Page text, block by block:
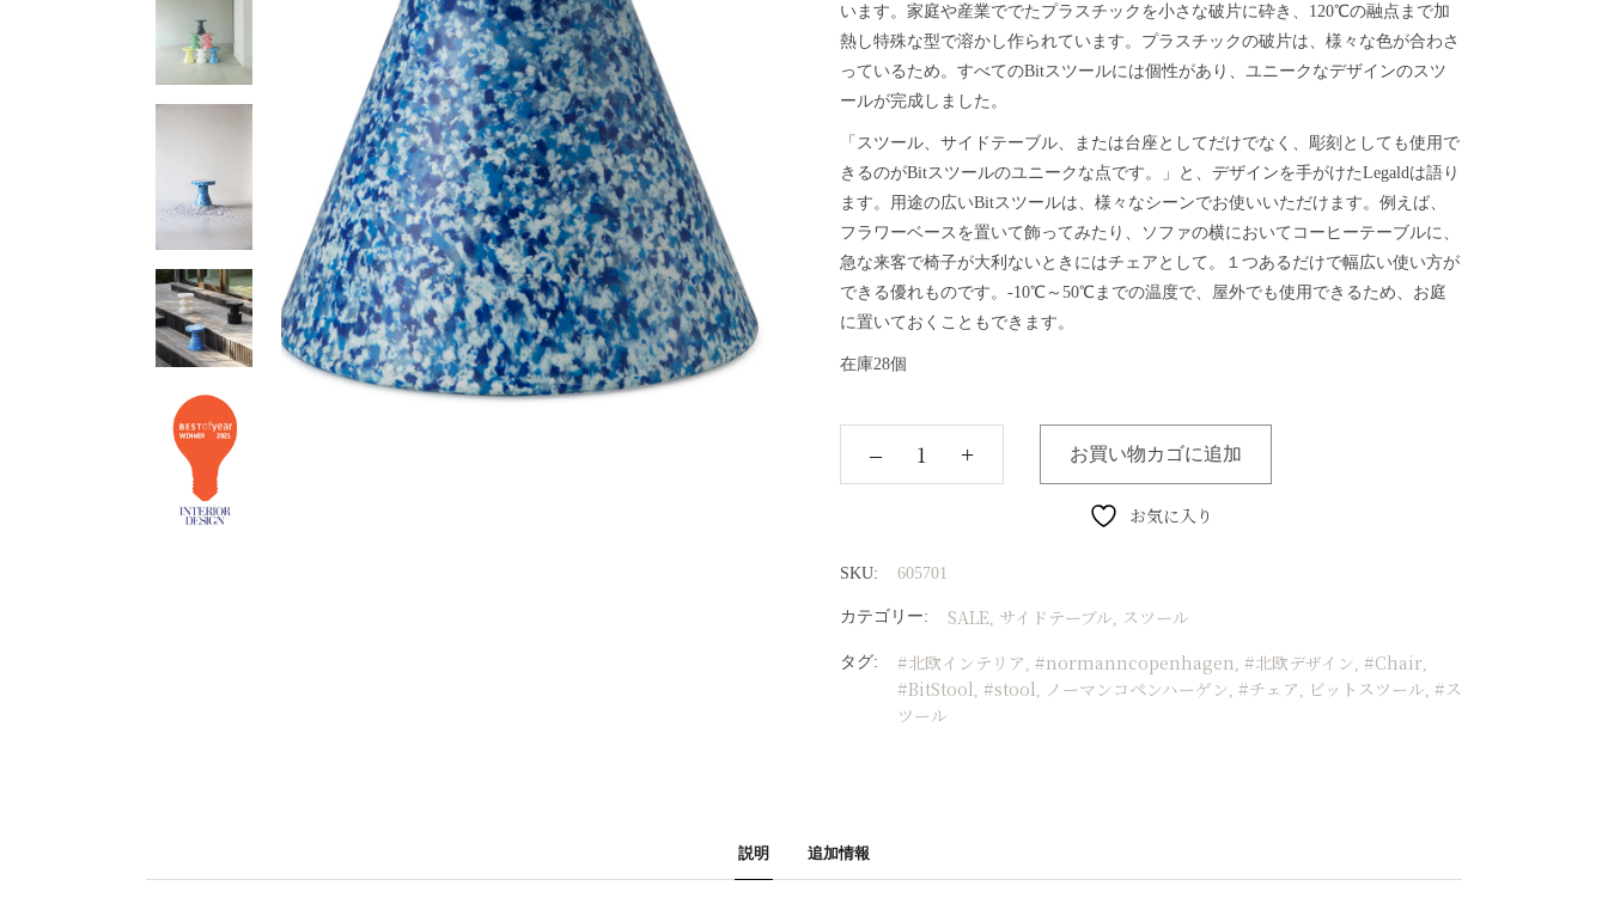
います。家庭や産業ででたプラスチックを小さな破片に砕き、120℃の融点まで加
熱し特殊な型で溶かし作られています。プラスチックの破片は、様々な色が合わさ
っているため。すべてのBitスツールには個性があり、ユニークなデザインのスツ
ールが完成しました。
「スツール、サイドテーブル、または台座としてだけでなく、彫刻としても使用で
きるのがBitスツールのユニークな点です。」と、デザインを手がけたLegaldは語り
ます。用途の広いBitスツールは、様々なシーンでお使いいただけます。例えば、
フラワーベースを置いて飾ってみたり、ソファの横においてコーヒーテーブルに、
急な来客で椅子が大利ないときにはチェアとして。１つあるだけで幅広い使い方が
できる優れものです。-10℃～50℃までの温度で、屋外でも使用できるため、お庭
に置いておくこともできます。
在庫28個
‒ + お買い物カゴに追加
お気に入り
SKU: 605701
カテゴリー: SALE, サイドテーブル, スツール
タグ: #北欧インテリア , #normanncopenhagen, #北欧デザイン, #Chair,
#BitStool, #stool, ノーマンコペンハーゲン, #チェア , ビットスツール, #ス
ツール
説明 追加情報